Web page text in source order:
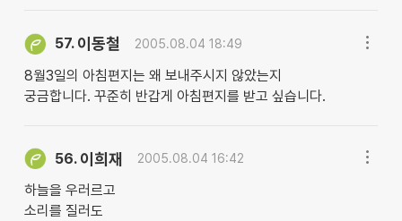
57. 이동철 2005.08.04 18:49
8월3일의 아침편지는 왜 보내주시지 않았는지
궁금합니다. 꾸준히 반갑게 아침편지를 받고 싶습니다.
56. 이희재 2005.08.04 16:42
하늘을 우러르고
소리를 질러도